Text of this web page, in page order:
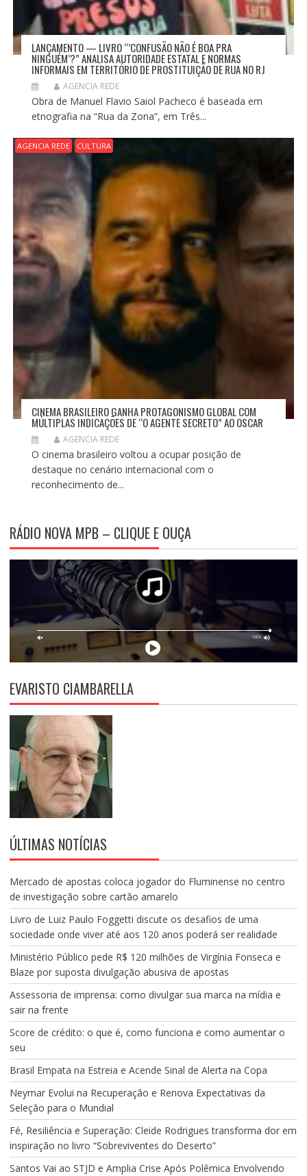
LANÇAMENTO — LIVRO “’CONFUSÃO NÃO É BOA PRA
NINGUÉM’?” ANALISA AUTORIDADE ESTATAL E NORMAS
INFORMAIS EM TERRITÓRIO DE PROSTITUIÇÃO DE RUA NO RJ
AGENCIA REDE
Obra de Manuel Flavio Saiol Pacheco é baseada em
etnografia na “Rua da Zona”, em Três...
AGENCIA REDE CULTURA
CINEMA BRASILEIRO GANHA PROTAGONISMO GLOBAL COM
MÚLTIPLAS INDICAÇÕES DE “O AGENTE SECRETO” AO OSCAR
AGENCIA REDE
O cinema brasileiro voltou a ocupar posição de
destaque no cenário internacional com o
reconhecimento de...
RÁDIO NOVA MPB – CLIQUE E OUÇA
EVARISTO CIAMBARELLA
ÚLTIMAS NOTÍCIAS
Mercado de apostas coloca jogador do Fluminense no centro
de investigação sobre cartão amarelo
Livro de Luiz Paulo Foggetti discute os desafios de uma
sociedade onde viver até aos 120 anos poderá ser realidade
Ministério Público pede R$ 120 milhões de Virgínia Fonseca e
Blaze por suposta divulgação abusiva de apostas
Assessoria de imprensa: como divulgar sua marca na mídia e
sair na frente
Score de crédito: o que é, como funciona e como aumentar o
seu
Brasil Empata na Estreia e Acende Sinal de Alerta na Copa
Neymar Evolui na Recuperação e Renova Expectativas da
Seleção para o Mundial
Fé, Resiliência e Superação: Cleide Rodrigues transforma dor em
inspiração no livro “Sobreviventes do Deserto”
Santos Vai ao STJD e Amplia Crise Após Polêmica Envolvendo